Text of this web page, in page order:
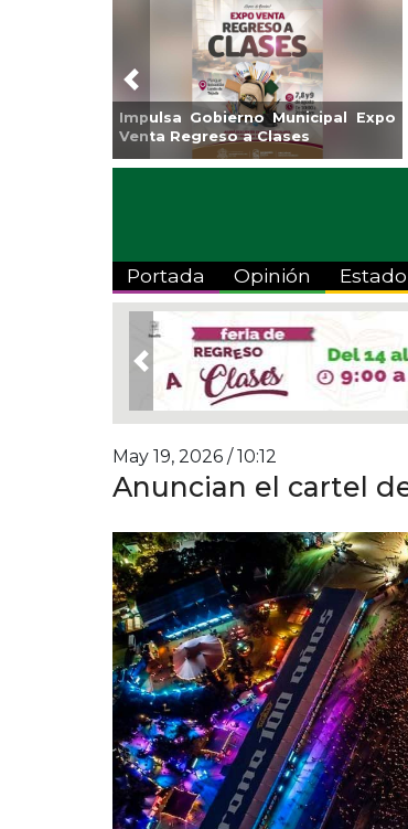
Reabrirá Coatzacoalcos
Alberca Semiolímpica
Centro
Previous
Portada Opinión Estado
Previous
May 19, 2026 / 10:12
Anuncian el cartel